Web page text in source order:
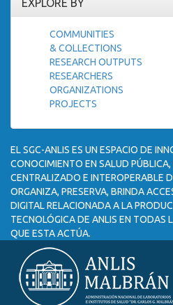
EXPLORE BY
COMMUNITIES
& COLLECTIONS
RESEARCH OUTPUTS
RESEARCHERS
ORGANIZATIONS
PROJECTS
EL SGC-ANLIS ES UN ESPACIO DE
CONOCIMIENTO EN SALUD
CENTRALIZADO E INTEROPERABLE
ORGANIZA, PRESERVA, BRINDA
DIGITAL RELACIONADA A LA
TECNOLÓGICA DE ANLIS EN TODAS
QUE ESTA ACTÚA.